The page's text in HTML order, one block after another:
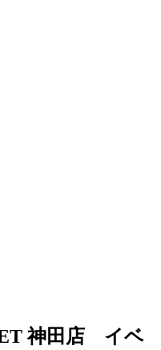
神田店 イベ